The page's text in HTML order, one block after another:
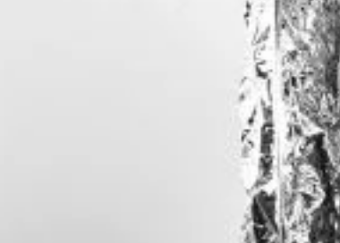
Mechanicy samochodowi naprawiają
wszystko, począwszy od wymiany oleju i
tuningu, a skończywszy na pracach
związanych z hamulcami i wymianą